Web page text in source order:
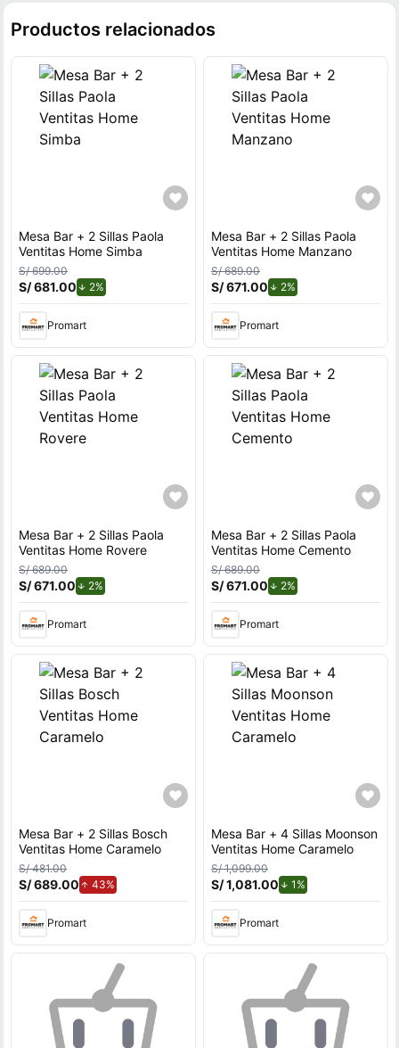
Productos relacionados
Mesa Bar + 2 Sillas Paola
Ventitas Home Simba
S/ 699.00
S/ 681.00 2%
Promart
Mesa Bar + 2 Sillas Paola
Ventitas Home Manzano
S/ 689.00
S/ 671.00 2%de descuento.
Promart
Mesa Bar + 2 Sillas Paola
Ventitas Home Rovere
S/ 689.00
S/ 671.00 2%
Promart
Mesa Bar + 2 Sillas Paola
Ventitas Home Cemento
S/ 689.00
S/ 671.00 2%de descuento.
Promart
Mesa Bar + 2 Sillas Bosch
Ventitas Home Caramelo
S/ 481.00
S/ 689.00 43%
Promart
Mesa Bar + 4 Sillas Moonson
Ventitas Home Caramelo
S/ 1,099.00
S/ 1,081.00 1%de descuento.
Promart